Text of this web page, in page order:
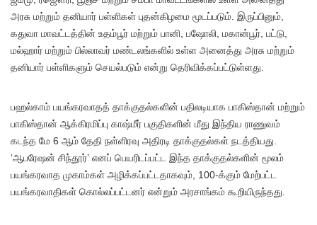
அரசு மற்றும் தனியார் பள்ளிகள் புதன்கிழமை மூடப்படும். இருப்பினும்,
கதுவா மாவட்டத்தின் உதம்பூர் மற்றும் பானி, பஷோலி, மகான்பூர், பட்டு,
மல்ஹார் மற்றும் பில்லாவர் மண்டலங்களில் உள்ள அனைத்து அரசு மற்றும்
தனியார் பள்ளிகளும் செயல்படும் என்று தெரிவிக்கப்பட்டுள்ளது.
பஹல்காம் பயங்கரவாதத் தாக்குதல்களின் பதிலடியாக பாகிஸ்தான் மற்றும்
பாகிஸ்தான் ஆக்கிரமிப்பு காஷ்மீர் பகுதிகளின் மீது இந்திய ராணுவம்
கடந்த மே 6 ஆம் தேதி நள்ளிரவு அதிரடி தாக்குதல்கள் நடத்தியது.
‘ஆபரேஷன் சிந்தூர்’ எனப் பெயரிடப்பட்ட இந்த தாக்குதல்களின் மூலம்
பயங்கரவாத முகாம்கள் அழிக்கப்பட்டதாகவும், 100-க்கும் மேற்பட்ட
பயங்கரவாதிகள் கொல்லப்பட்டனர் என்றும் அரசாங்கம் கூறியிருந்தது.